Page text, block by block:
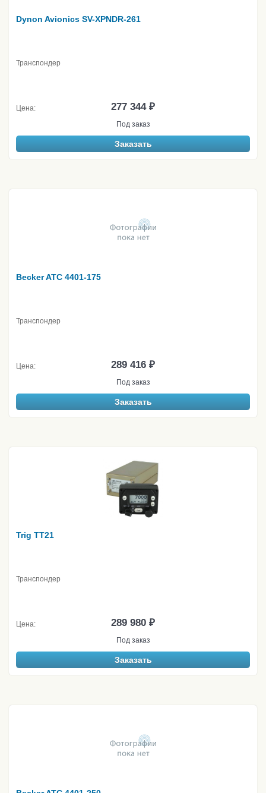
Dynon Avionics SV-XPNDR-261
Транспондер
Цена: 277 344 ₽
Под заказ
Заказать
Becker ATC 4401-175
Транспондер
Цена: 289 416 ₽
Под заказ
Заказать
Trig TT21
Транспондер
Цена: 289 980 ₽
Под заказ
Заказать